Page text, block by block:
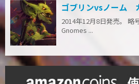
ゴブリンvsノーム
2014年12月8日発売。 略
Gnomes ...